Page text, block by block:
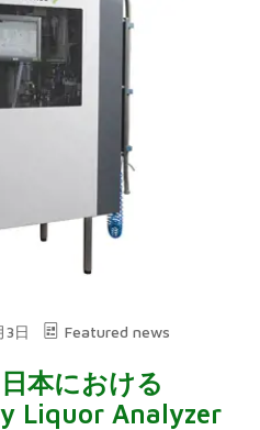
3日 Featured news
本における
Liquor Analyzer